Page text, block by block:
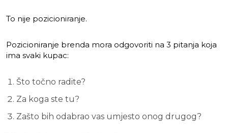
To nije pozicioniranje.
Pozicioniranje brenda mora odgovoriti na 3 pitanja koja
ima svaki kupac:
Što točno radite?
Za koga ste tu?
Zašto bih odabrao vas umjesto onog drugog?